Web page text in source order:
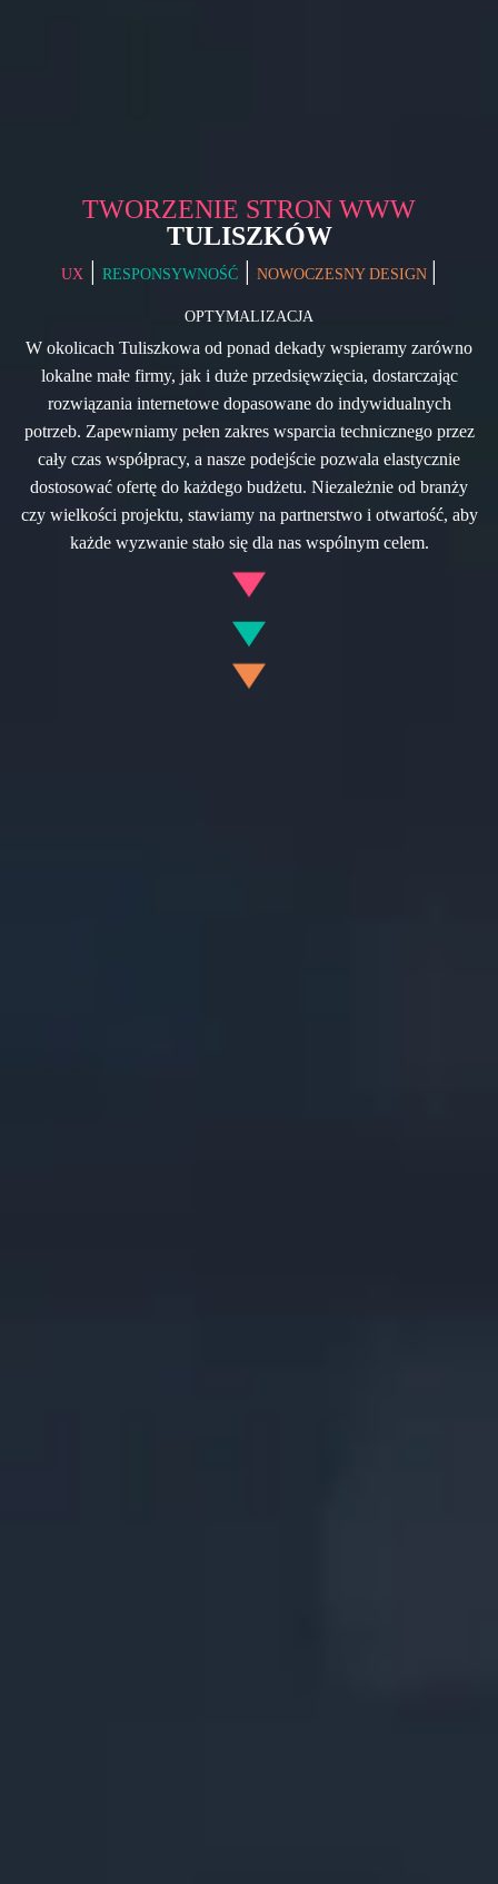
TWORZENIE STRON WWW
TULISZKÓW
UX | RESPONSYWNOŚĆ | NOWOCZESNY DESIGN |
OPTYMALIZACJA
W okolicach Tuliszkowa od ponad dekady wspieramy zarówno
lokalne małe firmy, jak i duże przedsięwzięcia, dostarczając
rozwiązania internetowe dopasowane do indywidualnych
potrzeb. Zapewniamy pełen zakres wsparcia technicznego przez
cały czas współpracy, a nasze podejście pozwala elastycznie
dostosować ofertę do każdego budżetu. Niezależnie od branży
czy wielkości projektu, stawiamy na partnerstwo i otwartość, aby
każde wyzwanie stało się dla nas wspólnym celem.